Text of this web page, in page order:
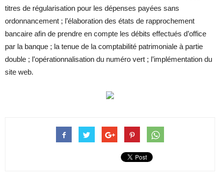
titres de régularisation pour les dépenses payées sans
ordonnancement ; l’élaboration des états de rapprochement
bancaire afin de prendre en compte les débits effectués d’office
par la banque ; la tenue de la comptabilité patrimoniale à partie
double ; l’opérationnalisation du numéro vert ; l’implémentation du
site web.